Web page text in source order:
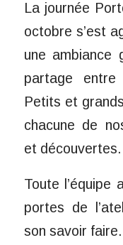
La journée
octobre s’est
une ambiance
partage entre
Petits et
chacune de
et découvertes.
Toute l’équipe
portes de
son savoir faire.